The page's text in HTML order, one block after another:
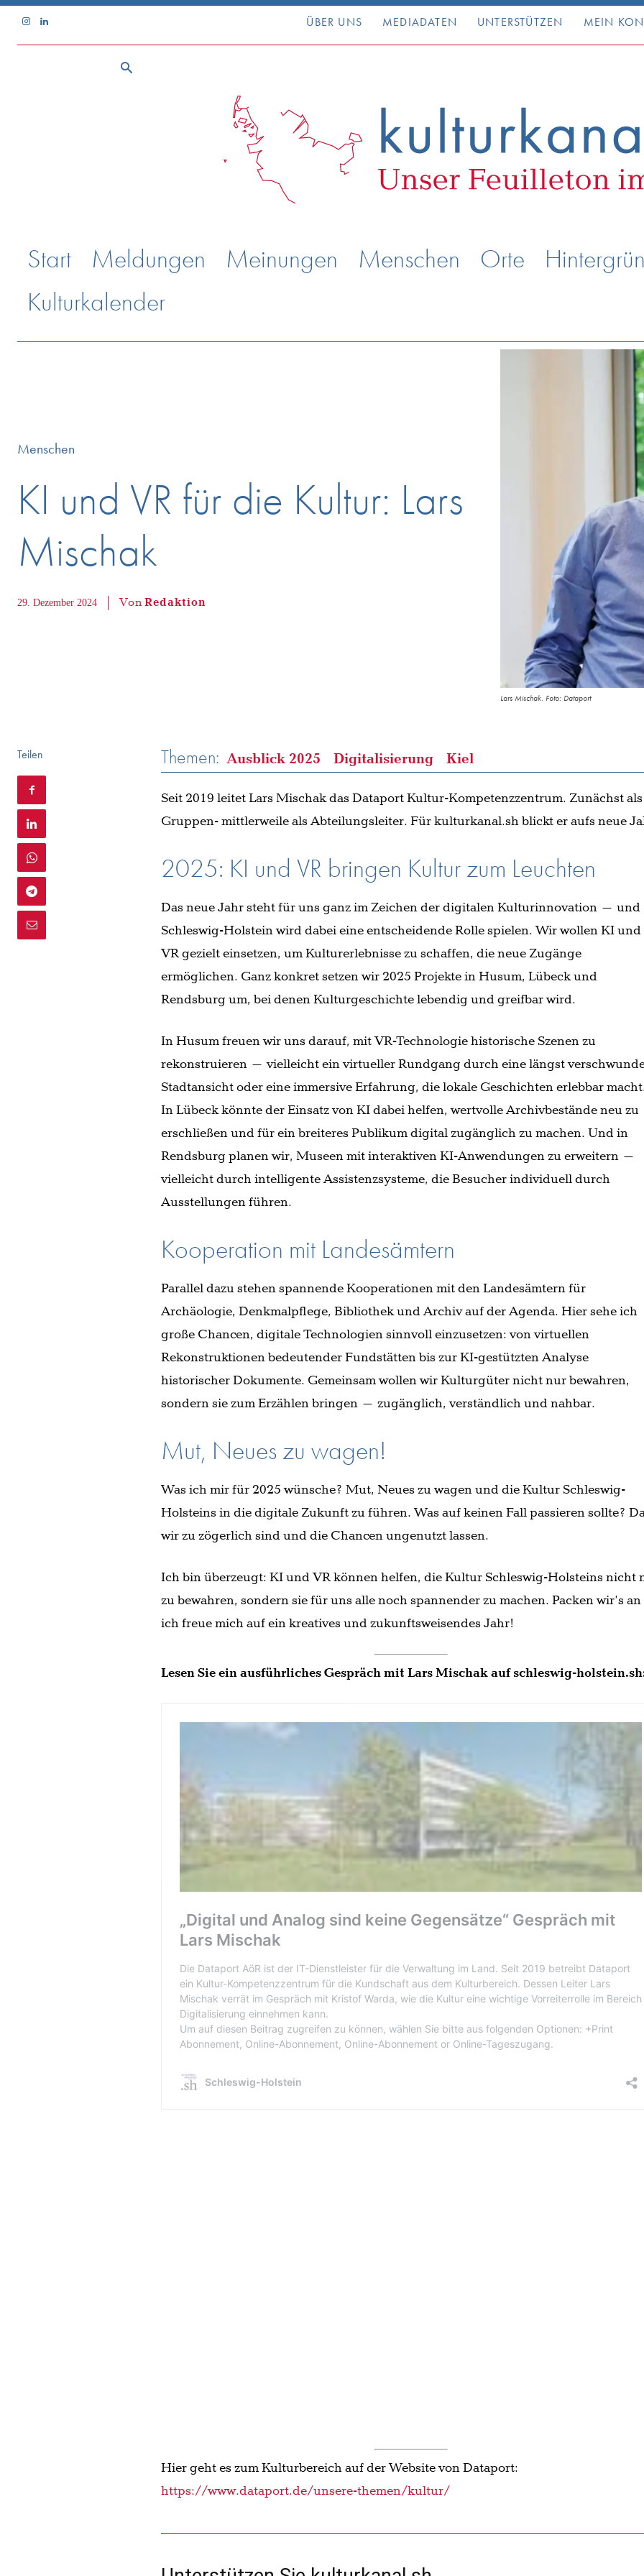
ÜBER UNS MEDIADATEN UNTERSTÜTZEN MEIN
Start Meldungen Meinungen Menschen Orte
Kulturkalender
Menschen
KI und VR für die Kultur: Lars
Mischak
29. Dezember 2024 VonRedaktion
Lars Mischak. Foto: Dataport
Teilen Themen: Ausblick 2025 Digitalisierung Kiel
Seit 2019 leitet Lars Mischak das Dataport Kultur-Kompetenzzentrum. Zunächst als
Gruppen- mittlerweile als Abteilungsleiter. Für kulturkanal.sh blickt er aufs neue
2025: KI und VR bringen Kultur zum Leuchten
Das neue Jahr steht für uns ganz im Zeichen der digitalen Kulturinnovation – und
Schleswig-Holstein wird dabei eine entscheidende Rolle spielen. Wir wollen KI und
VR gezielt einsetzen, um Kulturerlebnisse zu schaffen, die neue Zugänge
ermöglichen. Ganz konkret setzen wir 2025 Projekte in Husum, Lübeck und
Rendsburg um, bei denen Kulturgeschichte lebendig und greifbar wird.
In Husum freuen wir uns darauf, mit VR-Technologie historische Szenen zu
rekonstruieren – vielleicht ein virtueller Rundgang durch eine längst
Stadtansicht oder eine immersive Erfahrung, die lokale Geschichten erlebbar
In Lübeck könnte der Einsatz von KI dabei helfen, wertvolle Archivbestände neu zu
erschließen und für ein breiteres Publikum digital zugänglich zu machen. Und in
Rendsburg planen wir, Museen mit interaktiven KI-Anwendungen zu erweitern –
vielleicht durch intelligente Assistenzsysteme, die Besucher individuell durch
Ausstellungen führen.
Kooperation mit Landesämtern
Parallel dazu stehen spannende Kooperationen mit den Landesämtern für
Archäologie, Denkmalpflege, Bibliothek und Archiv auf der Agenda. Hier sehe ich
große Chancen, digitale Technologien sinnvoll einzusetzen: von virtuellen
Rekonstruktionen bedeutender Fundstätten bis zur KI-gestützten Analyse
historischer Dokumente. Gemeinsam wollen wir Kulturgüter nicht nur bewahren,
sondern sie zum Erzählen bringen – zugänglich, verständlich und nahbar.
Mut, Neues zu wagen!
Was ich mir für 2025 wünsche? Mut, Neues zu wagen und die Kultur Schleswig-
Holsteins in die digitale Zukunft zu führen. Was auf keinen Fall passieren sollte?
wir zu zögerlich sind und die Chancen ungenutzt lassen.
Ich bin überzeugt: KI und VR können helfen, die Kultur Schleswig-Holsteins nicht
zu bewahren, sondern sie für uns alle noch spannender zu machen. Packen wir’s
ich freue mich auf ein kreatives und zukunftsweisendes Jahr!
Lesen Sie ein ausführliches Gespräch mit Lars Mischak auf schleswig-
Jeder Beitrag zählt – machen Sie mit und stärken Sie die regionale Kultur!
jetzt unterstützen